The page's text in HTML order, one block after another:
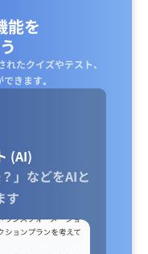
能を
たクイズやテスト、
きます｡
(AI)
」などをAIと
す